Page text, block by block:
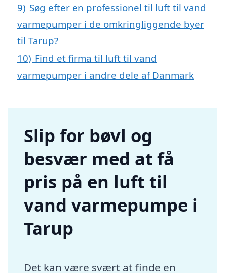
9) Søg efter en professionel til luft til vand
varmepumper i de omkringliggende byer
til Tarup?
10) Find et firma til luft til vand
varmepumper i andre dele af Danmark
Slip for bøvl og
besvær med at få
pris på en luft til
vand varmepumpe i
Tarup
Det kan være svært at finde en